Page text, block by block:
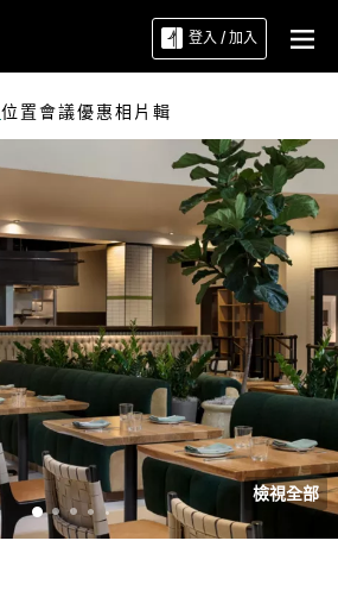
登入 / 加入
位置會議優惠相片輯
檢視全部